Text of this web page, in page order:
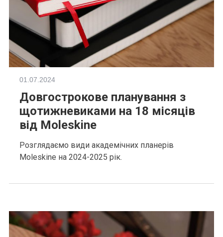
01.07.2024
Довгострокове планування з
щотижневиками на 18 місяців
від Moleskine
Розглядаємо види академічних планерів
Moleskine на 2024-2025 рік.